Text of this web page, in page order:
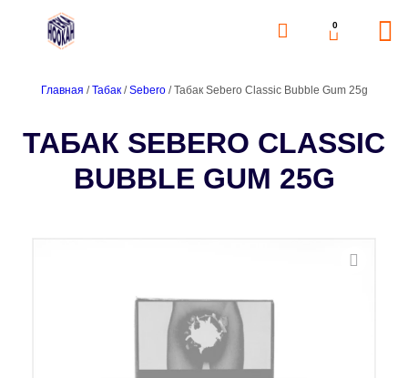
0
Главная /Табак/Sebero/ Табак Sebero Classic Bubble Gum 25g
ТАБАК SEBERO CLASSIC
BUBBLE GUM 25G